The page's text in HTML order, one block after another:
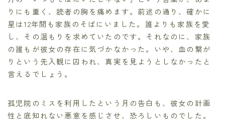
りにも重く、読者の胸を痛めます。前述の通り、確かに
星は12年間も家族のそばにいました。誰よりも家族を愛
し、その温もりを求めていたのです。それなのに、家族
の誰もが彼女の存在に気づかなかった。いや、血の繋が
りという先入観に囚われ、真実を見ようとしなかったと
言えるでしょう。
孤児院のミスを利用したという月の告白も、彼女の計画
性と底知れない悪意を感じさせ、恐ろしいものでした。